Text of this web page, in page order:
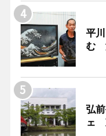
平
む
弘
ェ